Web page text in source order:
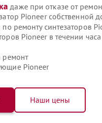
даже при отказе от
Pioneer собственной
ремонту синтезаторов
Pioneer в течении часа
ремонт
Pioneer
Наши цены